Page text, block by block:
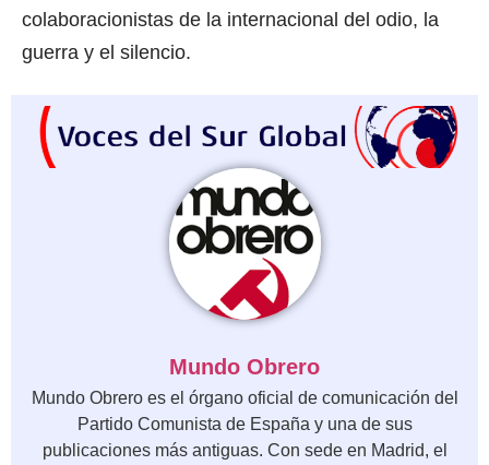
colaboracionistas de la internacional del odio, la
guerra y el silencio.
Mundo Obrero
Mundo Obrero es el órgano oficial de comunicación del
Partido Comunista de España y una de sus
publicaciones más antiguas. Con sede en Madrid, el